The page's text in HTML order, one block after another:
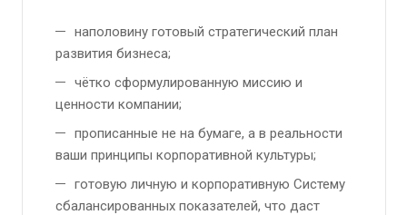
наполовину готовый стратегический план
развития бизнеса;
чётко сформулированную миссию и
ценности компании;
прописанные не на бумаге, а в реальности
ваши принципы корпоративной культуры;
готовую личную и корпоративную Систему
сбалансированных показателей, что даст